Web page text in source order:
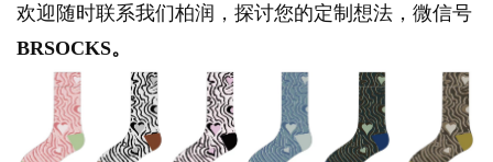
欢迎随时联系我们柏润，探讨您的定制想法 ，微信号
BRSOCKS。